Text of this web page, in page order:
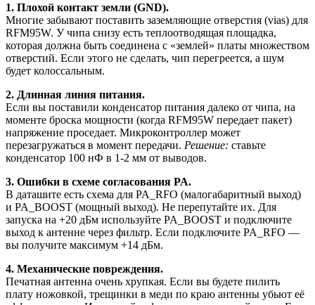
1. Плохой контакт земли (GND).
Многие забывают поставить заземляющие отверстия (vias) для
RFM95W. У чипа снизу есть теплоотводящая площадка,
которая должна быть соединена с «землей» платы множеством
отверстий. Если этого не сделать, чип перегреется, а шум
будет колоссальным.
2. Длинная линия питания.
Если вы поставили конденсатор питания далеко от чипа, на
моменте броска мощности (когда RFM95W передает пакет)
напряжение проседает. Микроконтроллер может
перезагружаться в момент передачи. Решение: ставьте
конденсатор 100 нФ в 1-2 мм от выводов.
3. Ошибки в схеме согласования PA.
В даташите есть схема для PA_RFO (малогабаритный выход)
и PA_BOOST (мощный выход). Не перепутайте их. Для
запуска на +20 дБм используйте PA_BOOST и подключите
выход к антенне через фильтр. Если подключите PA_RFO —
вы получите максимум +14 дБм.
4. Механические повреждения.
Печатная антенна очень хрупкая. Если вы будете пилить
плату ножовкой, трещинки в меди по краю антенны убьют её